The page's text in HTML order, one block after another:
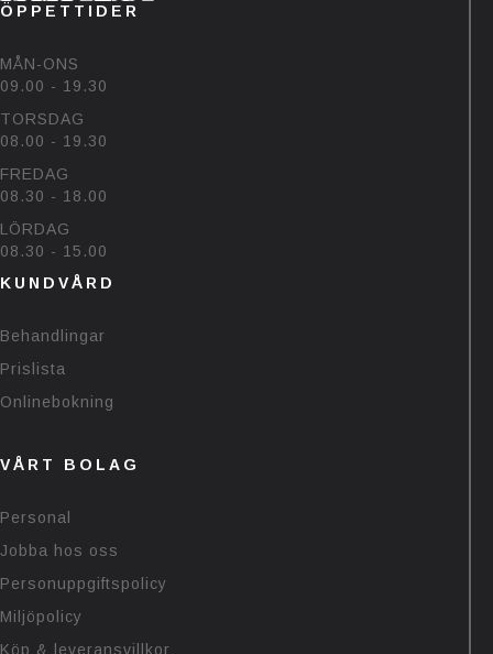
ÖPPETTIDER
MÅN-ONS
09.00 - 19.30
TORSDAG
08.00 - 19.30
FREDAG
08.30 - 18.00
LÖRDAG
08.30 - 15.00
KUNDVÅRD
Behandlingar
Prislista
Onlinebokning
VÅRT BOLAG
Personal
Jobba hos oss
Personuppgiftspolicy
Miljöpolicy
Köp & leveransvillkor